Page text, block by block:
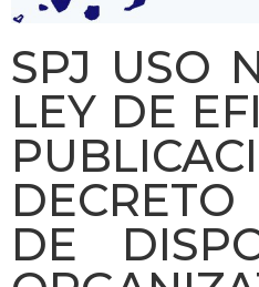
SPJ USO
LEY DE
DE